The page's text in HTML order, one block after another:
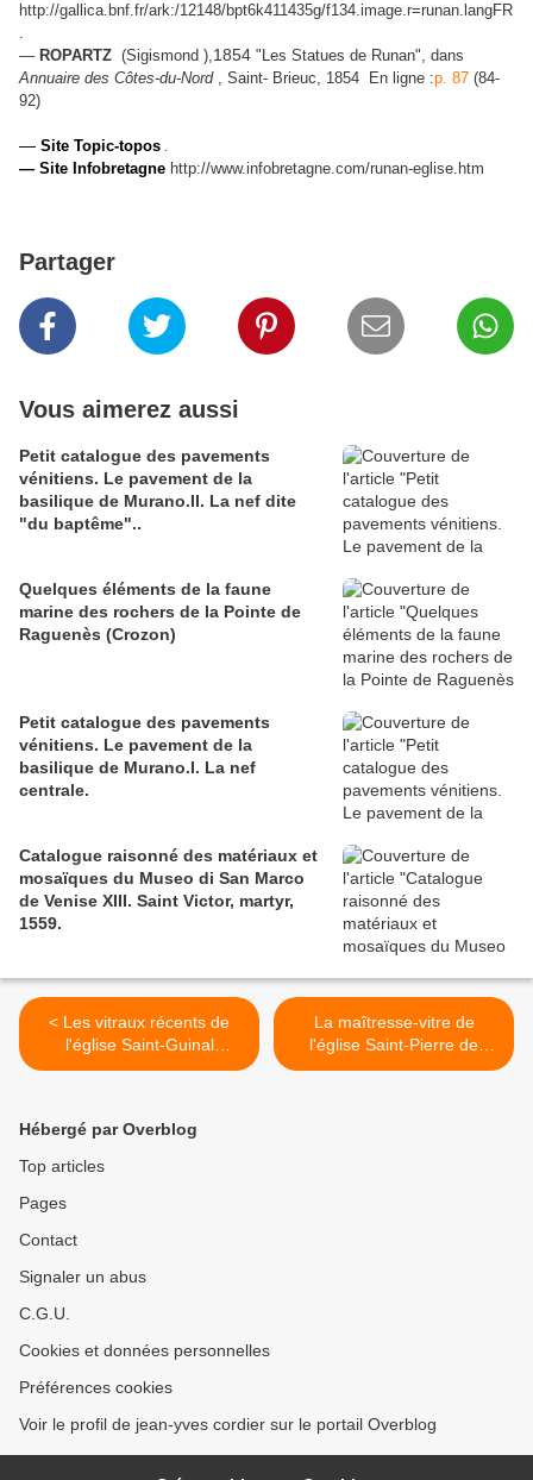
http://gallica.bnf.fr/ark:/12148/bpt6k411435g/f134.image.r=runan.langFR
.
— ROPARTZ (Sigismond ),1854 "Les Statues de Runan", dans
Annuaire des Côtes-du-Nord, Saint- Brieuc, 1854 En ligne :p. 87 (84-
92)
— Site Topic-topos .
— Site Infobretagne http://www.infobretagne.com/runan-eglise.htm
Partager
Vous aimerez aussi
Petit catalogue des pavements
vénitiens. Le pavement de la
basilique de Murano.II. La nef dite
"du baptême"..
Quelques éléments de la faune
marine des rochers de la Pointe de
Raguenès (Crozon)
Petit catalogue des pavements
vénitiens. Le pavement de la
basilique de Murano.I. La nef
centrale.
Catalogue raisonné des matériaux et
mosaïques du Museo di San Marco
de Venise XIII. Saint Victor, martyr,
1559.
< Les vitraux récents de
l'église Saint-Guinal
d'Ergué-Gabéric.
La maîtresse-vitre de
l'église Saint-Pierre de
Tonquédec. >
Hébergé par Overblog
Top articles
Pages
Contact
Signaler un abus
C.G.U.
Cookies et données personnelles
Préférences cookies
Voir le profil de jean-yves cordier sur le portail Overblog